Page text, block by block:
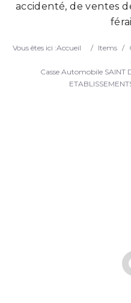
Search
accidenté, de ventes
Vous êtes ici :Accueil / Items /
Casse Automobile SAINT